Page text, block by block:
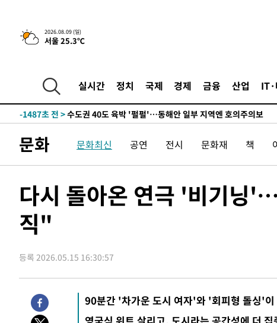
2026.08.09 (일)
서울 25.3℃
실시간 정치 국제 경제 금융 산업
래 44.56%
-9192초 전 >[속보]與 대표 경선 제주·인천 당원투표…金 47.75%·鄭
宋 10.17%
-8726초 전 >이강인 "아틀레티코 이적 기뻐…등번호 7번 의미보단 팀 위해
-2435초 전 >
낮 최고 35도 '무더위'…동해안 시간당 30㎜ '강한 비'[내일
-1705초 전 >
레티코 이적"
-1487초 전 >수도권 40도 육박 '펄펄'…동해안 일부 지역엔 호의주의보
1시간 전 >
강릉에 시간당 81.4㎜ 물폭탄…도로 잠기고 담벼락 붕괴
2시간 전 >백운산서 80년근 천종산삼 9뿌리 발견…감정가 1.3억원
3시간 전 >
남자 농구, 나고야 아시안게임서 '홈팀' 일본과 한일전
4시간 전 >
5시간 전 >
6시간 전 >[속보]'압수수색·성접대 논란' 축구협회 "실망과 걱정 안겨드려
9시간 전 >'최고 37도' 폭염 지속…강원동해안 최대 150㎜ 비
11시간 전 >
[속보]뉴욕증시 상승 마감…S&P 0.6% 나스닥 1.3%↑
-18930초 전 >
이란 "호르무즈 재개방 합의 근접…美 배상 선행돼야"
문화 문화최신 공연 전시 문화재 책
다시 돌아온 연극 '비기닝
직"
등록 2026.05.15 16:30:57
90분간 '차가운 도시 여자'와 '회피형 돌싱'이